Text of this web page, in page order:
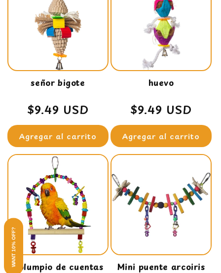
señor bigote
Precio
habitual
$9.49 USD
Agregar al carrito
huevo
Precio
habitual
$9.49 USD
Agregar al carrito
Columpio de cuentas Mini puente arcoiris
WANT 10% OFF?